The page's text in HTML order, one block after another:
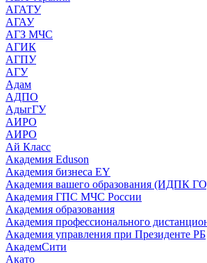
АГАТУ
АГАУ
АГЗ МЧС
АГИК
АГПУ
АГУ
Адам
АДПО
АдыгГУ
АИРО
АИРО
Ай Класс
Академия Eduson
Академия бизнеса EY
Академия вашего образования (ИДПК
Академия ГПС МЧС России
Академия образования
Академия профессионального
Академия управления при Президенте РБ
АкадемСити
Акато